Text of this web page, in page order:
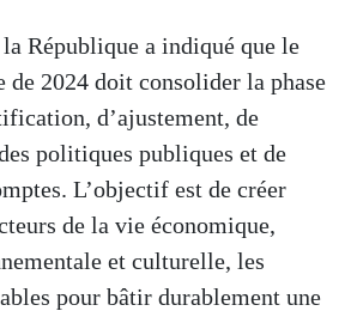
République a indiqué que le
de 2024 doit consolider la phase
d’ajustement, de
politiques publiques et de
L’objectif est de créer
de la vie économique,
et culturelle, les
pour bâtir durablement une